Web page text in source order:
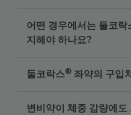
어떤 경우에서는 둘코락
지해야 하나요?
둘코락스® 좌약의 구입
변비약이 체중 감량에도